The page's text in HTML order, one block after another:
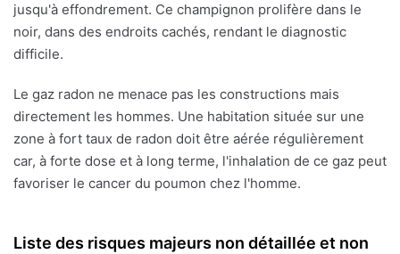
jusqu'à effondrement. Ce champignon prolifère dans le
noir, dans des endroits cachés, rendant le diagnostic
difficile.
Le gaz radon ne menace pas les constructions mais
directement les hommes. Une habitation située sur une
zone à fort taux de radon doit être aérée régulièrement
car, à forte dose et à long terme, l'inhalation de ce gaz peut
favoriser le cancer du poumon chez l'homme.
Liste des risques majeurs non détaillée et non